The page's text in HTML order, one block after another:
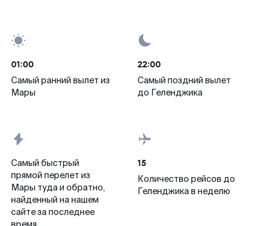
01:00
Самый ранний вылет из
Мары
22:00
Самый поздний вылет
до Геленджика
Самый быстрый
прямой перелет из
Мары туда и обратно,
найденный на нашем
сайте за последнее
15
Количество рейсов до
Геленджика в неделю